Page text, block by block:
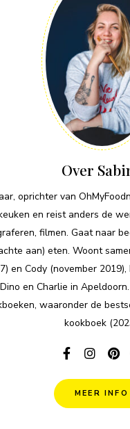
Over
oprichter van
en reist anders de
filmen. Gaat naar
aan) eten. Woont
en Cody (november
Dino en Charlie in
waaronder de
kookboek
MEER INFO